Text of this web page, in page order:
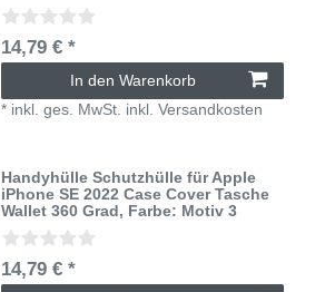
14,79 € *
In den Warenkorb
* inkl. ges. MwSt. inkl.Versandkosten
Handyhülle Schutzhülle für Apple
iPhone SE 2022 Case Cover Tasche
Wallet 360 Grad, Farbe: Motiv 3
14,79 € *